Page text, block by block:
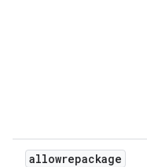
allowrepackage